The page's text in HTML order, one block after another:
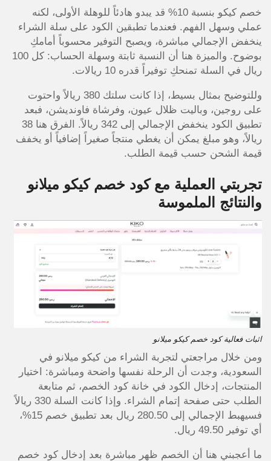
خصم كيكو بنسبة 10% قد يبدو هادئاً للوهلة الأولى، لكنه
عملي وسهل الفهم. فعندما تطبقين الكود على سلة الشراء
ينخفض الإجمالي مباشرة، ويصبح التوفير محسوباً أمامكِ
بوضوح. والميزة هنا أن النسبة ثابتة وسهلة الحساب: كل 100
ريال في السلة تمنحكِ توفيراً قدره 10 ريالات.
وللتوضيح بمثال بسيط، إذا كانت سلتك 380 ريالاً واحتوت
على روجين، وباليت ظلال عيون، وفرشاة فاونديشن، فبعد
تطبيق الكود ينخفض الإجمالي إلى 342 ريالاً. الفرق هنا 38
ريالاً، وهو مبلغ يمكن أن يغطي منتجاً صغيراً إضافياً أو يخفف
قيمة الشحن حسب قيمة الطلب.
تجربتي العملية مع كود خصم كيكو ميلانو
والنتائج الملموسة
اثبات فعالية كود خصم كيكو ميلانو
ومن خلال مراجعتي لتجربة الشراء من كيكو ميلانو في
السعودية، وجدت أن الرحلة نفسها واضحة ومباشرة: اختيار
المنتجات، إدخال الكود في خانة كود الخصم، ثم متابعة
الطلب حتى صفحة إتمام الشراء. وإذا كانت السلة 330 ريالاً
فسيهبط الإجمالي إلى 280.50 ريال بعد تطبيق خصم 15%،
أي توفير 49.50 ريال.
ما أعجبني هنا أن الخصم ظهر مباشرة بعد إدخال كود خصم